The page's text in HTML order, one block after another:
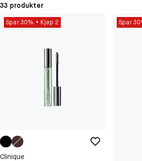
33 produkter
Spar 30% Kjøp 2
Clinique
Spar